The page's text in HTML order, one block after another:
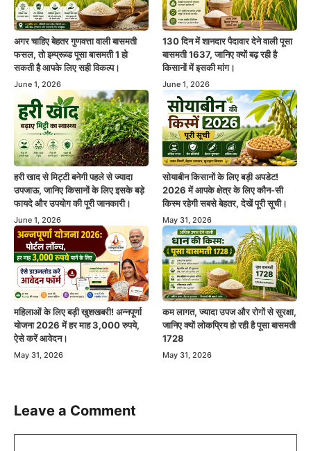
अगर चाहिए बेहतर गुणवत्ता वाली बासमती
फसल, तो इम्प्रूव्ड पूसा बासमती 1 हो
सकती है आपके लिए सही विकल्प।
June 1, 2026
130 दिन में शानदार पैदावार देने वाली पूसा
बासमती 1637, जानिए क्यों बढ़ रही है
किसानों में इसकी मांग।
June 1, 2026
हरी खाद से मिट्टी बनेगी पहले से ज्यादा
उपजाऊ, जानिए किसानों के लिए इसके बड़े
फायदे और उपयोग की पूरी जानकारी।
June 1, 2026
सोयाबीन किसानों के लिए बड़ी अपडेट!
2026 में आपके क्षेत्र के लिए कौन-सी
किस्म रहेगी सबसे बेहतर, देखें पूरी सूची।
May 31, 2026
महिलाओं के लिए बड़ी खुशखबरी! अन्नपूर्णा
योजना 2026 में हर माह 3,000 रुपये,
ऐसे करें आवेदन।
May 31, 2026
कम लागत, ज्यादा उपज और रोगों से सुरक्षा,
जानिए क्यों लोकप्रिय हो रही है पूसा बासमती
1728
May 31, 2026
Leave a Comment